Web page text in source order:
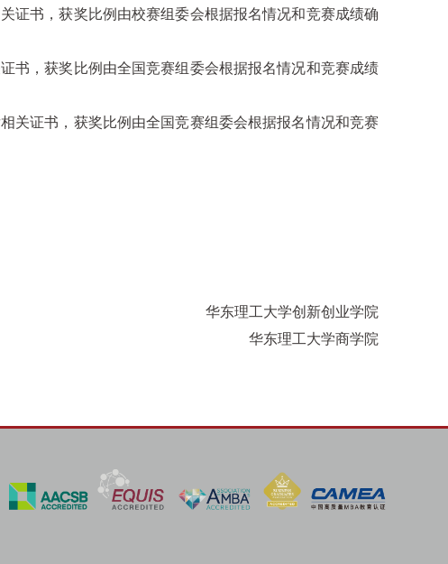
证书，获奖比例由校赛组委会根据报名情况和竞赛成绩确
书，获奖比例由全国竞赛组委会根据报名情况和竞赛成绩
关证书，获奖比例由全国竞赛组委会根据报名情况和竞赛
华东理工大学创新创业学院
华东理工大学商学院